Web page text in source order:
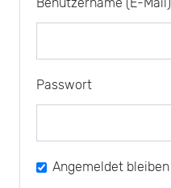
Passwort
Angemeldet bleiben